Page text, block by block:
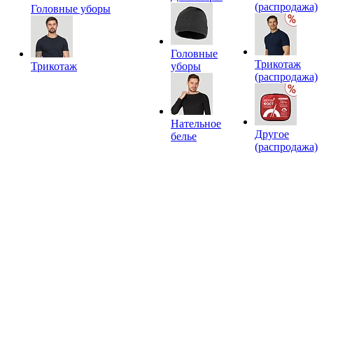
Головные уборы
Трикотаж
Головные
уборы
Нательное
белье
(распродажа)
Трикотаж
(распродажа)
Другое
(распродажа)